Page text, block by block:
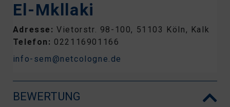
El-Mkllaki
Adresse:Vietorstr. 98-100, 51103 Köln, Kalk
Telefon: 022116901166
info-sem@netcologne.de
BEWERTUNG